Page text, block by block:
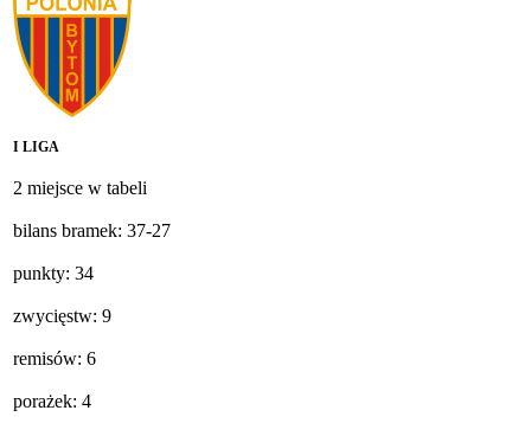
I LIGA
2 miejsce w tabeli
bilans bramek: 37-27
punkty: 34
zwycięstw: 9
remisów: 6
porażek: 4